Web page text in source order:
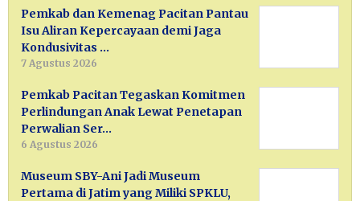
Pemkab dan Kemenag Pacitan Pantau
Isu Aliran Kepercayaan demi Jaga
Kondusivitas …
7 Agustus 2026
Pemkab Pacitan Tegaskan Komitmen
Perlindungan Anak Lewat Penetapan
Perwalian Ser…
6 Agustus 2026
Museum SBY-Ani Jadi Museum
Pertama di Jatim yang Miliki SPKLU,